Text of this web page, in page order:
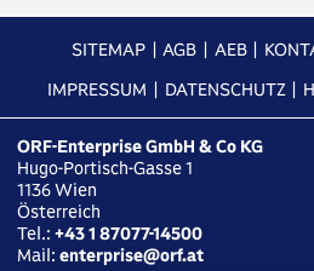
SITEMAP AGB AEB
IMPRESSUM
DATENSCHUTZ
ORF-Enterprise GmbH & Co KG
Hugo-Portisch-Gasse 1
1136Wien
Österreich
Tel.:+43 1 87077-14500
Mail:enterprise@orf.at